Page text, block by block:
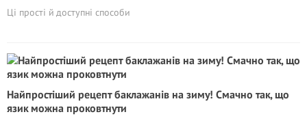
Ці прості й доступні способи
Найпростіший рецепт баклажанів на зиму! Смачно так, що
язик можна проковтнути